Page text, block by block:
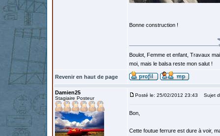
Bonne construction !
Boulot, Femme et enfant, Travaux
moi, mais le balsa reste mon salut !
Revenir en haut de page
Damien25
Stagiaire Posteur
Posté le: 25/02/2012 23:43 Sujet
Bon,
Cette foutue ferrure est dure à voir,